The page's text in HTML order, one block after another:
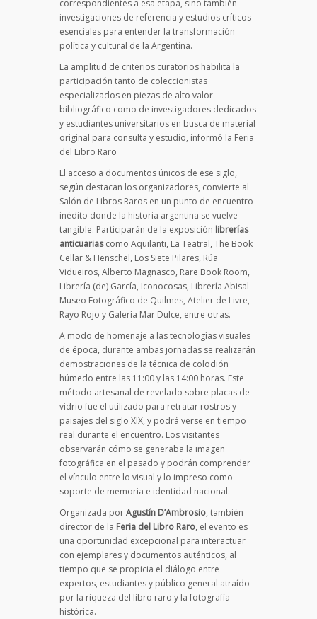
correspondientes a esa etapa, sino también
investigaciones de referencia y estudios críticos
esenciales para entender la transformación
política y cultural de la Argentina.
La amplitud de criterios curatorios habilita la
participación tanto de coleccionistas
especializados en piezas de alto valor
bibliográfico como de investigadores dedicados
y estudiantes universitarios en busca de material
original para consulta y estudio, informó la Feria
del Libro Raro
El acceso a documentos únicos de ese siglo,
según destacan los organizadores, convierte al
Salón de Libros Raros en un punto de encuentro
inédito donde la historia argentina se vuelve
tangible. Participarán de la exposición librerías
anticuariascomo Aquilanti, La Teatral, The Book
Cellar & Henschel, Los Siete Pilares, Rúa
Vidueiros, Alberto Magnasco, Rare Book Room,
Librería (de) García, Iconocosas, Librería Abisal
Museo Fotográfico de Quilmes, Atelier de Livre,
Rayo Rojo y Galería Mar Dulce, entre otras.
A modo de homenaje a las tecnologías visuales
de época, durante ambas jornadas se realizarán
demostraciones de la técnica de colodión
húmedo entre las 11:00 y las 14:00 horas. Este
método artesanal de revelado sobre placas de
vidrio fue el utilizado para retratar rostros y
paisajes del siglo XIX, y podrá verse en tiempo
real durante el encuentro. Los visitantes
observarán cómo se generaba la imagen
fotográfica en el pasado y podrán comprender
el vínculo entre lo visual y lo impreso como
soporte de memoria e identidad nacional.
Organizada porAgustín D’Ambrosio, también
director de la Feria del Libro Raro, el evento es
una oportunidad excepcional para interactuar
con ejemplares y documentos auténticos, al
tiempo que se propicia el diálogo entre
expertos, estudiantes y público general atraído
por la riqueza del libro raro y la fotografía
histórica.